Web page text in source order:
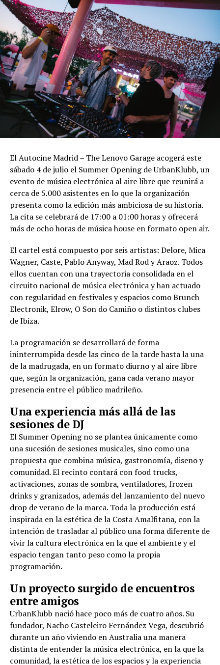
El Autocine Madrid – The Lenovo Garage acogerá este
sábado 4 de julio el Summer Opening de UrbanKlubb, un
evento de música electrónica al aire libre que reunirá a
cerca de 5.000 asistentes en lo que la organización
presenta como la edición más ambiciosa de su historia.
La cita se celebrará de 17:00 a 01:00 horas y ofrecerá
más de ocho horas de música house en formato open air.
El cartel está compuesto por seis artistas: Delore, Mica
Wagner, Caste, Pablo Anyway, Mad Rod y Araoz. Todos
ellos cuentan con una trayectoria consolidada en el
circuito nacional de música electrónica y han actuado
con regularidad en festivales y espacios como Brunch
Electronik, Elrow, O Son do Camiño o distintos clubes
de Ibiza.
La programación se desarrollará de forma
ininterrumpida desde las cinco de la tarde hasta la una
de la madrugada, en un formato diurno y al aire libre
que, según la organización, gana cada verano mayor
presencia entre el público madrileño.
Una experiencia más allá de las
sesiones de DJ
El Summer Opening no se plantea únicamente como
una sucesión de sesiones musicales, sino como una
propuesta que combina música, gastronomía, diseño y
comunidad. El recinto contará con food trucks,
activaciones, zonas de sombra, ventiladores, frozen
drinks y granizados, además del lanzamiento del nuevo
drop de verano de la marca. Toda la producción está
inspirada en la estética de la Costa Amalfitana, con la
intención de trasladar al público una forma diferente de
vivir la cultura electrónica en la que el ambiente y el
espacio tengan tanto peso como la propia
programación.
Un proyecto surgido de encuentros
entre amigos
UrbanKlubb nació hace poco más de cuatro años. Su
fundador, Nacho Casteleiro Fernández Vega, descubrió
durante un año viviendo en Australia una manera
distinta de entender la música electrónica, en la que la
comunidad, la estética de los espacios y la experiencia